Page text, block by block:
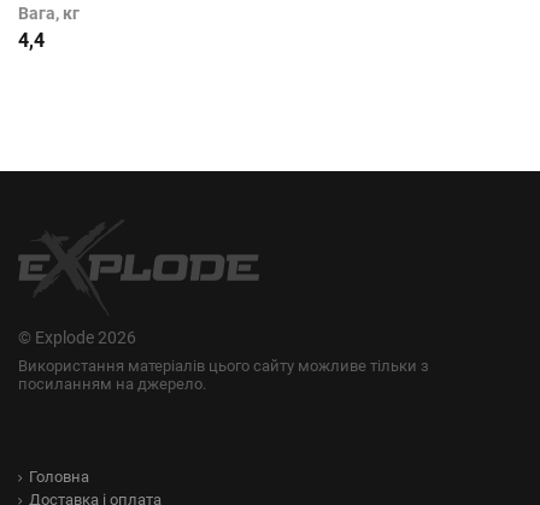
Вага, кг
4,4
© Explode 2026
Використання матеріалів цього сайту можливе тільки з
посиланням на джерело.
Головна
Доставка і оплата